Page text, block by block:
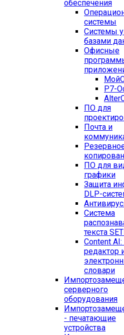
обеспечения
системы
Системы
базами
Офисные
Р7-
ПО для
Почта и
ПО для
графики
Защита
DLP-
Система
текста
Content
редактор
словари
серверного
оборудования
- печатающие
устройства